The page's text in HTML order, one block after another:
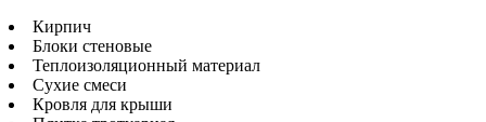
Кирпич
Блоки стеновые
Теплоизоляционный материал
Сухие смеси
Кровля для крыши